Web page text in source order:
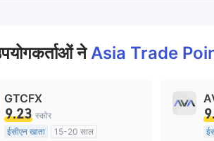
नेAsia Trade
GTCFX
9.23 स्कोर
ईसीएन खाता
15-20 साल